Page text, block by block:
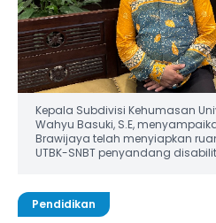
Kepala Subdivisi Kehumasan
Wahyu Basuki, S.E,
Brawijaya telah menyiapkan
UTBK-SNBT penyandang
Pendidikan